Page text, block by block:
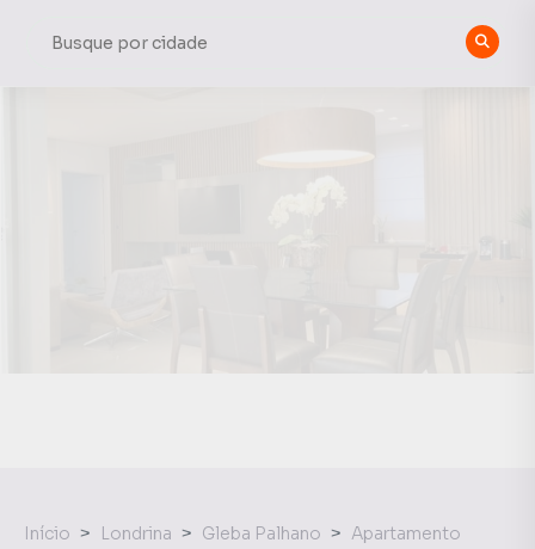
Início Londrina Gleba Palhano
Apartamento